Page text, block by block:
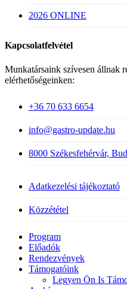
2026 ONLINE
Kapcsolatfelvétel
Munkatársaink szívesen állnak
elérhetőségeinken:
+36 70 633 6654
info@gastro-update.hu
8000 Székesfehérvár,
Adatkezelési tájékoztató
Közzététel
Close
Menu
Program
Előadók
Rendezvények
Támogatóink
Legyen Ön Is